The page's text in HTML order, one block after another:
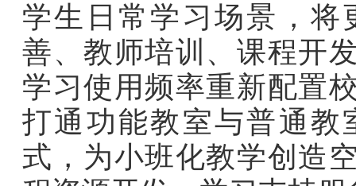
学生日常学习场景，将
善、教师培训、课程开
学习使用频率重新配置
打通功能教室与普通教
式，为小班化教学创造